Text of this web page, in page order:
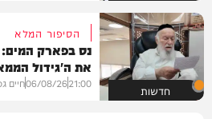
חדשות
הסיפור המלא
נס בפארק
את ה'גידול
21:00
06/08/26חיים